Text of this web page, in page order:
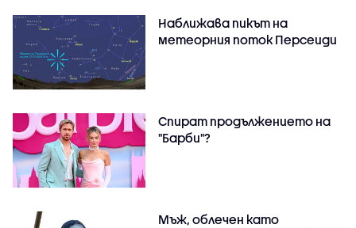
Наближава пикът на
метеорния поток Персеиди
Спират продължението на
"Барби"?
Мъж, облечен като